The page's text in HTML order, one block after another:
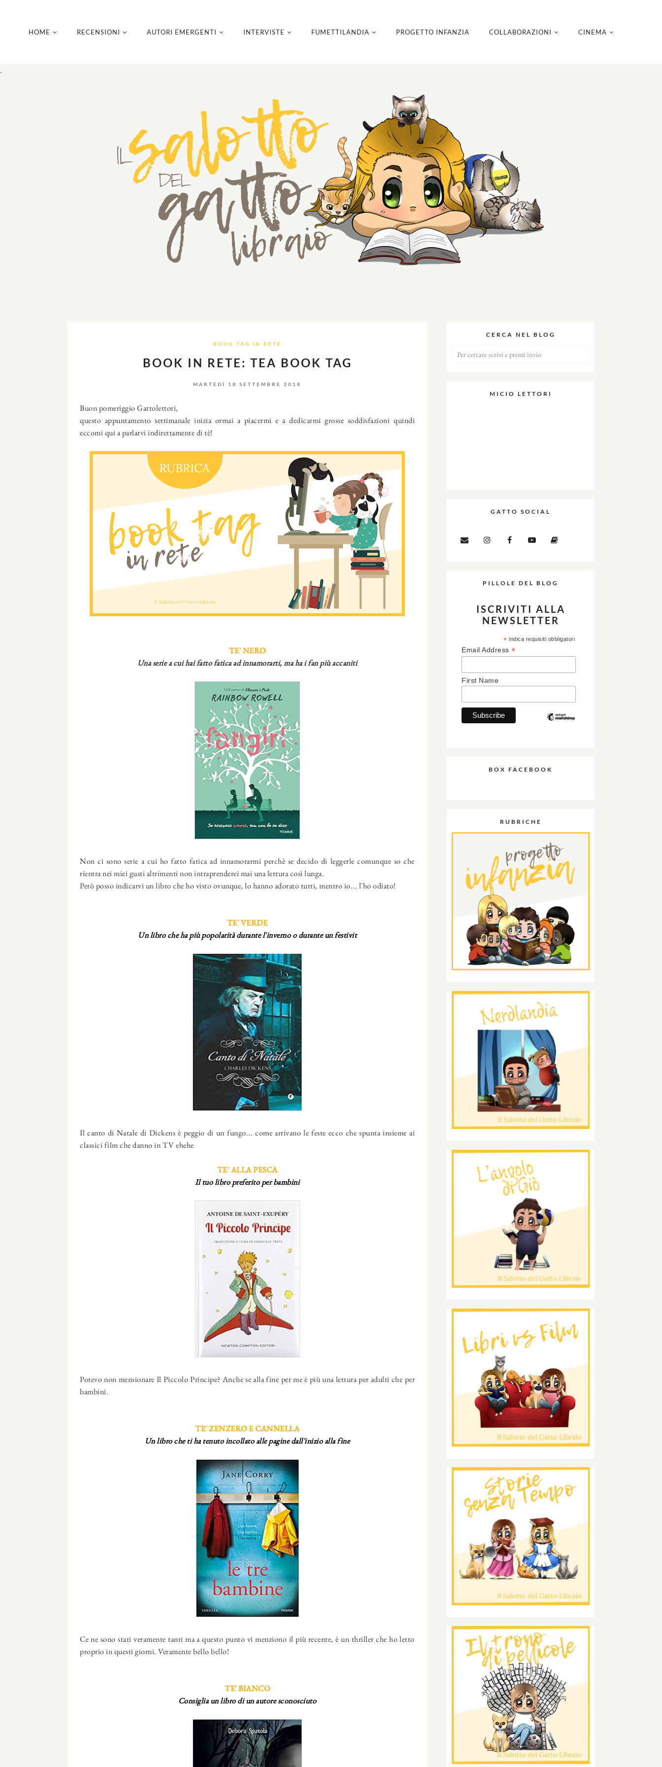
.
HOME RECENSIONI AUTORI EMERGENTI INTERVISTE FUMETTILANDIA PROGETTO INFANZIA COLLABORAZIONI CINEMA
BOOK TAG IN RETE
BOOK IN RETE: TEA BOOK TAG
MARTEDÌ 18 SETTEMBRE 2018
Buon pomeriggio Gattolettori,
questo appuntamento settimanale inizia ormai a piacermi e a dedicarmi grosse soddisfazioni quindi
eccomi qui a parlarvi indirettamente di tè!
TE' NERO
Una serie a cui hai fatto fatica ad innamorarti, ma ha i fan più accaniti
Non ci sono serie a cui ho fatto fatica ad innamorarmi perchè se decido di leggerle comunque so che
rientra nei miei gusti altrimenti non intraprenderei mai una lettura così lunga.
Però posso indicarvi un libro che ho visto ovunque, lo hanno adorato tutti, mentro io... l'ho odiato!
TE' VERDE
Un libro che ha più popolarità durante l'inverno o durante un festivit
Il canto di Natale di Dickens è peggio di un fungo... come arrivano le feste ecco che spunta insieme ai
classici film che danno in TV ehehe
TE' ALLA PESCA
Il tuo libro preferito per bambini
Potevo non mensionare Il Piccolo Principe? Anche se alla fine per me è più una lettura per adulti che per
bambini.
TE' ZENZERO E CANNELLA
Un libro che ti ha tenuto incollato alle pagine dall'inizio alla fine
Ce ne sono stati veramente tanti ma a questo punto vi menziono il più recente, è un thriller che ho letto
proprio in questi giorni. Veramente bello bello!
TE' BIANCO
Consiglia un libro di un autore sconosciuto
CERCA NEL BLOG
MICIO LETTORI
GATTO SOCIAL
PILLOLE DEL BLOG
ISCRIVITI ALLA
NEWSLETTER
* indica requisiti obbligatori
Email Address *
First Name
BOX FACEBOOK
RUBRICHE